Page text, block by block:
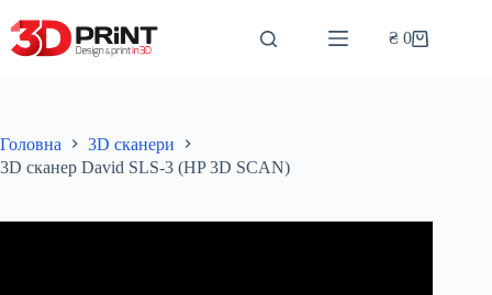
до
вмісту
Кошик
₴ 0
Головна
3D сканери
3D сканер David SLS-3 (HP 3D SCAN)